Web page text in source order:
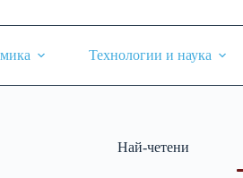
Технологии и наука
Най-четени